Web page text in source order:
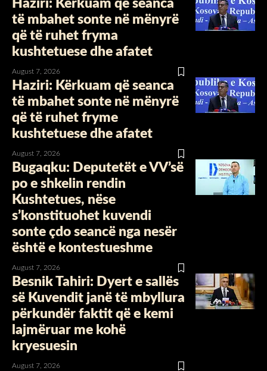
Haziri: Kërkuam që seanca
të mbahet sonte në mënyrë
që të ruhet fryma
kushtetuese dhe afatet
August 7, 2026
Haziri: Kërkuam që seanca
të mbahet sonte në mënyrë
që të ruhet fryme
kushtetuese dhe afatet
August 7, 2026
Bugaqku: Deputetët e VV’së
po e shkelin rendin
Kushtetues, nëse
s’konstituohet kuvendi
sonte çdo seancë nga nesër
është e kontestueshme
August 7, 2026
Besnik Tahiri: Dyert e sallës
së Kuvendit janë të mbyllura
përkundër faktit që e kemi
lajmëruar me kohë
kryesuesin
August 7, 2026